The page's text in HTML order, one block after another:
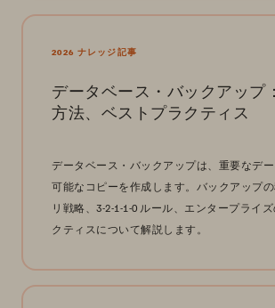
2026 ナレッジ記事
データベース・バックアップ
方法、ベストプラクティス
データベース・バックアップは、重要なデ
可能なコピーを作成します。バックアップ
リ戦略、3-2-1-1-0 ルール、エンタープライ
クティスについて解説します。